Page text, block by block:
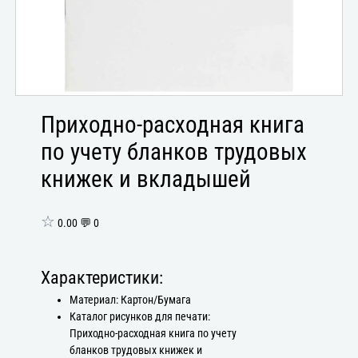
Приходно-расходная книга
по учету бланков трудовых
книжек и вкладышей
☆ 0.00 💬 0
Характеристики:
Материал: Картон/Бумага
Каталог рисунков для печати:
Приходно-расходная книга по учету
бланков трудовых книжек и